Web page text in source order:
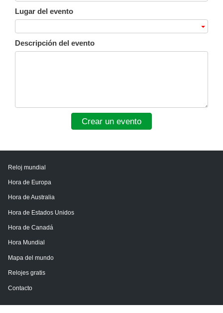
Lugar del evento
Descripción del evento
Crear un evento
Reloj mundial
Hora de Europa
Hora de Australia
Hora de Estados Unidos
Hora de Canadá
Hora Mundial
Mapa del mundo
Relojes gratis
Contacto